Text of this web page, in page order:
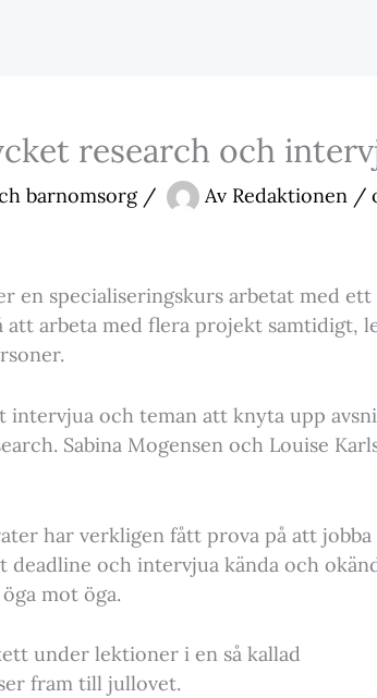
research och
barnomsorg/ Av Redaktionen /
en specialiseringskurs arbetat med ett
arbeta med flera projekt samtidigt,
intervjua och teman att knyta upp
Sabina Mogensen och Louise
har verkligen fått prova på att jobba
och intervjua kända och
mot öga.
under lektioner i en så kallad
fram till jullovet.